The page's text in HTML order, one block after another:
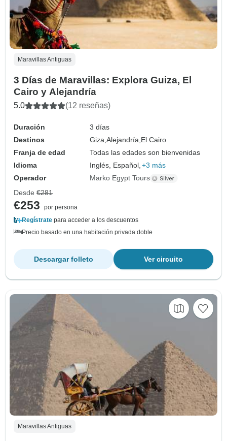
Maravillas Antiguas
3 Días de Maravillas: Explora Guiza, El
Cairo y Alejandría
5.0 (12 reseñas)
Duración
3 días
Destinos
Giza,Alejandría,El Cairo
Franja de edad
Todas las edades son bienvenidas
Idioma
Inglés, Español, +3 más
Operador
Marko Egypt Tours
Desde €281
€253
por persona
Regístrate para acceder a los descuentos
Precio basado en una habitación privada doble
Ver circuito
Descargar folleto
Maravillas Antiguas